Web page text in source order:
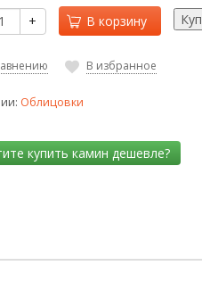
+ В корзину
В избранное
Облицовки